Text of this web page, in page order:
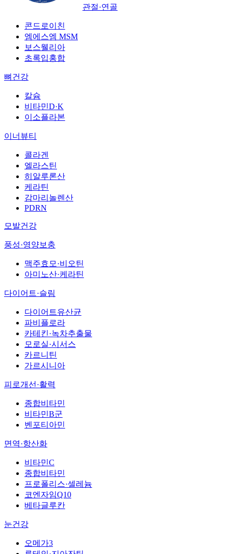
관절·연골
콘드로이친
엠에스엠 MSM
보스웰리아
초록입홍합
뼈건강
칼슘
비타민D·K
이소플라본
이너뷰티
콜라겐
엘라스틴
히알루론산
케라틴
감마리놀렌산
PDRN
모발건강
풍성·영양보충
맥주효모·비오틴
아미노산·케라틴
다이어트·슬림
다이어트유산균
파비플로라
카테킨·녹차추출물
모로실·시서스
카르니틴
가르시니아
피로개선·활력
종합비타민
비타민B군
벤포티아민
면역·항산화
비타민C
종합비타민
프로폴리스·셀레늄
코엔자임Q10
베타글루칸
눈건강
오메가3